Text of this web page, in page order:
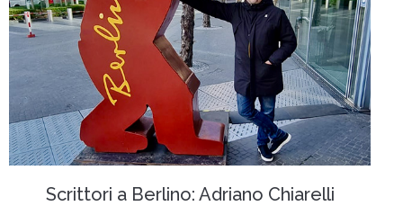
Scrittori a Berlino: Adriano Chiarelli